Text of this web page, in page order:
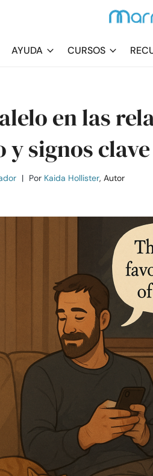
AYUDA CURSOS
en las
signos clave
| Por Kaida Hollister, Autor